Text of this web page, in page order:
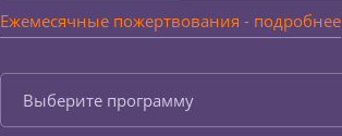
Ежемесячные пожертвования - подробнее
Выберите программу